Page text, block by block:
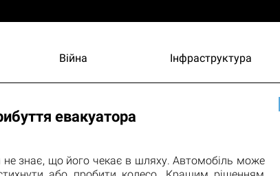
Війна Інфраструктура
евакуатора
не знає, що його чекає в шляху. Автомобіль може